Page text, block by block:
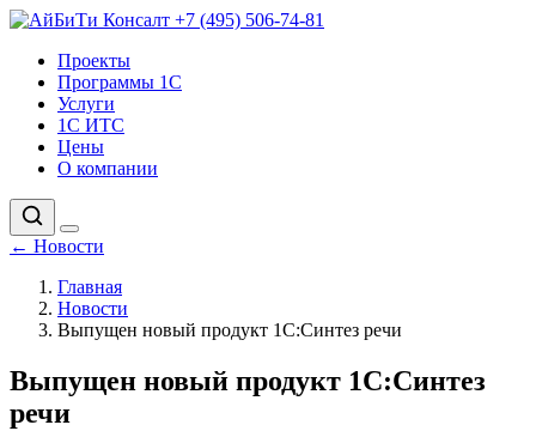
+7 (495) 506-74-81
Проекты
Программы 1С
Услуги
1С ИТС
Цены
О компании
← Новости
Главная
Новости
Выпущен новый продукт 1С:Синтез речи
Выпущен новый продукт 1С:Синтез
речи